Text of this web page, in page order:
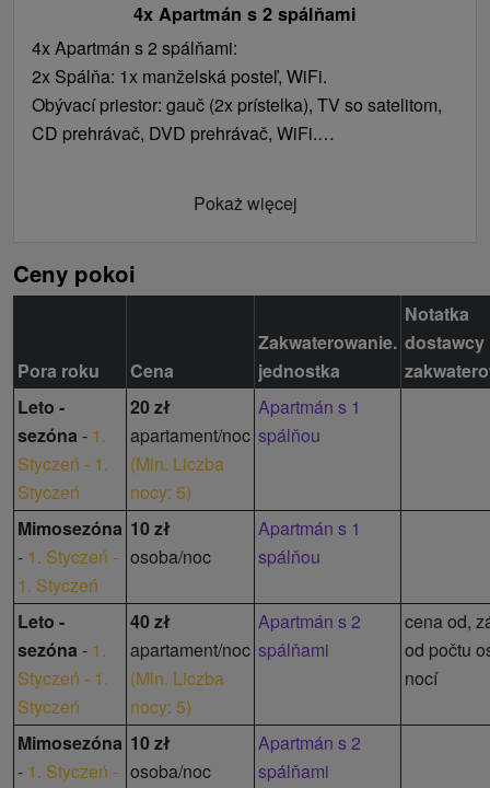
4x Apartmán s 2 spálňami
4x Apartmán s 2 spálňami:
2x Spálňa: 1x manželská posteľ, WiFi.
Obývací priestor: gauč (2x prístelka), TV so satelitom,
CD prehrávač, DVD prehrávač, WiFi.
uteráky.
Pokaż więcej
Ceny pokoi
Pora roku Cena
Zakwaterowanie.
jednostka
Notatka
dostawcy
Leto -
sezóna - 1.
Styczeń - 1.
Styczeń
20 zł
apartament/noc
(Min. Liczba
nocy: 5)
Apartmán s 1
spálňou
Mimosezóna
- 1. Styczeń -
1. Styczeń
10 zł
osoba/noc
Apartmán s 1
spálňou
Leto -
sezóna - 1.
Styczeń - 1.
Styczeń
40 zł
apartament/noc
(Min. Liczba
nocy: 5)
Apartmán s 2
spálňami
cena od,
od počtu
nocí
Mimosezóna
- 1. Styczeń -
10 zł
osoba/noc
Apartmán s 2
spálňami